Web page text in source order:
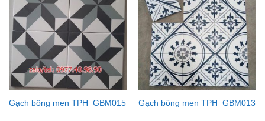
Gạch bông men TPH_GBM015 Gạch bông men TPH_GBM013